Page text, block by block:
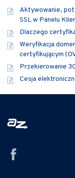
Aktywowanie,
SSL w Panelu
Dlaczego
Weryfikacja
certyfikującym
Przekierowanie
Cesja